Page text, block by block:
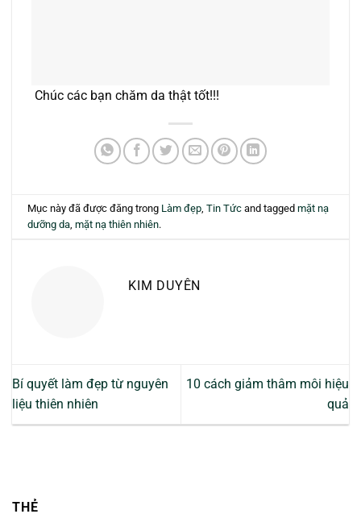
Chúc các bạn chăm da thật tốt!!!
Mục này đã được đăng trong Làm đẹp ,Tin Tức and taggedmặt nạ
dưỡng da ,mặt nạ thiên nhiên.
KIM DUYÊN
Bí quyết làm đẹp từ nguyên
liệu thiên nhiên
10 cách giảm thâm môi hiệu
quả
THẺ